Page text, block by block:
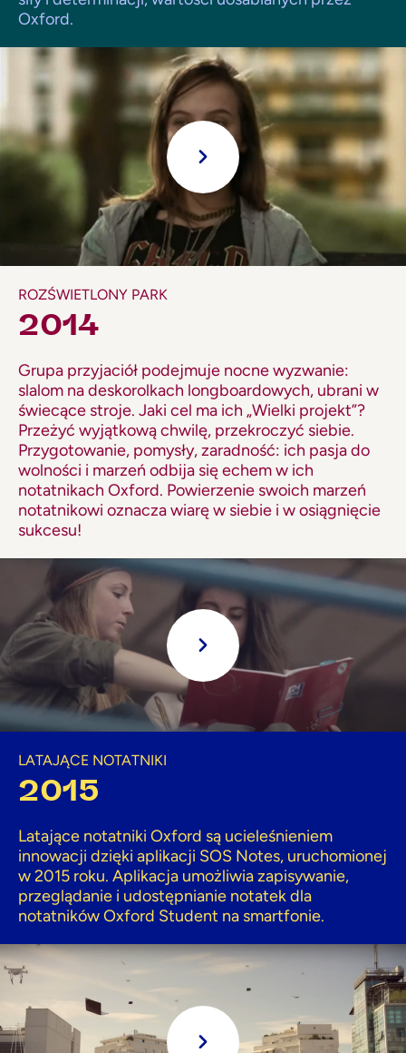
Oxford.
Grać
ROZŚWIETLONY PARK
2014
Grupa przyjaciół podejmuje nocne wyzwanie:
slalom na deskorolkach longboardowych, ubrani w
świecące stroje. Jaki cel ma ich „Wielki projekt”?
Przeżyć wyjątkową chwilę, przekroczyć siebie.
Przygotowanie, pomysły, zaradność: ich pasja do
wolności i marzeń odbija się echem w ich
notatnikach Oxford. Powierzenie swoich marzeń
notatnikowi oznacza wiarę w siebie i w osiągnięcie
sukcesu!
Grać
LATAJĄCE NOTATNIKI
2015
Latające notatniki Oxford są ucieleśnieniem
innowacji dzięki aplikacji SOS Notes, uruchomionej
w 2015 roku. Aplikacja umożliwia zapisywanie,
przeglądanie i udostępnianie notatek dla
notatników Oxford Student na smartfonie.